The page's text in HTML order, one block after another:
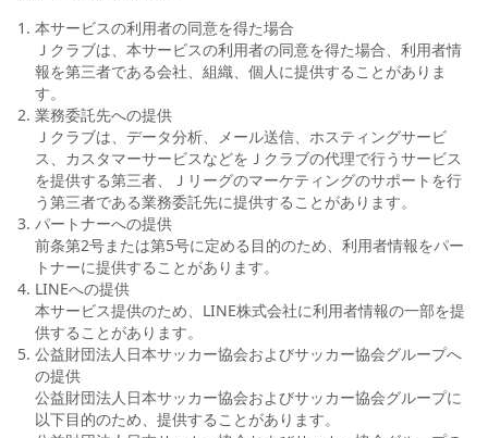
本サービスの利用者の同意を得た場合
Ｊクラブは、本サービスの利用者の同意を得た場合、利用者情
報を第三者である会社、組織、個人に提供することがありま
す。
業務委託先への提供
Ｊクラブは、データ分析、メール送信、ホスティングサービ
ス、カスタマーサービスなどをＪクラブの代理で行うサービス
を提供する第三者、Ｊリーグのマーケティングのサポートを行
う第三者である業務委託先に提供することがあります。
パートナーへの提供
前条第2号または第5号に定める目的のため、利用者情報をパー
トナーに提供することがあります。
LINEへの提供
本サービス提供のため、LINE株式会社に利用者情報の一部を提
供することがあります。
公益財団法人日本サッカー協会およびサッカー協会グループへ
の提供
公益財団法人日本サッカー協会およびサッカー協会グループに
以下目的のため、提供することがあります。